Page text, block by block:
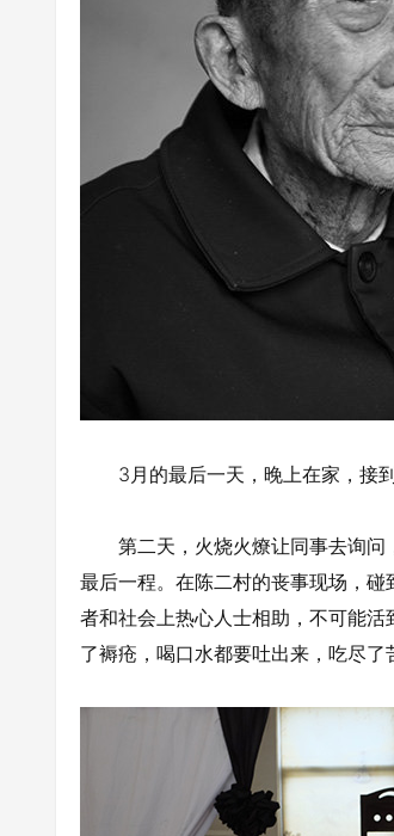
3月的最后一天，晚上在家，接到
第二天，火烧火燎让同事去询问
最后一程。在陈二村的丧事现场，
者和社会上热心人士相助，不可能
了褥疮，喝口水都要吐出来，吃尽了